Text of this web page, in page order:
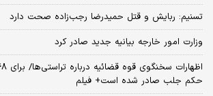
تسنیم: ربایش و قتل حمیدرضا رجب‌زاده صحت دارد
وزارت امور خارجه بیانیه جدید صادر کرد
حکم جلب صادر شده است+ فیلم